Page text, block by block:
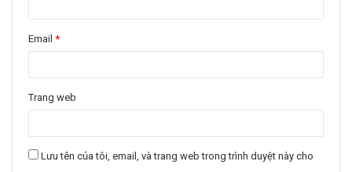
Email *
Trang web
Lưu tên của tôi, email, và trang web trong trình duyệt này cho